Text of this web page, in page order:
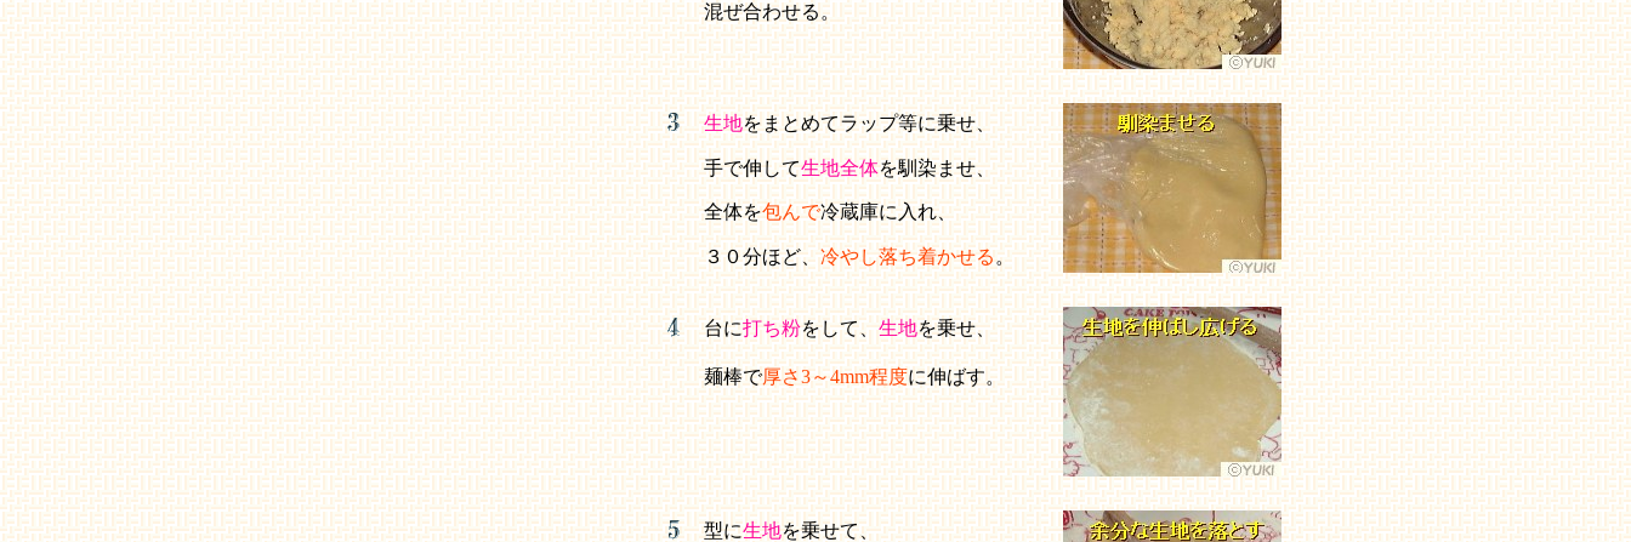
混ぜ合わせる。
生地をまとめてラップ等に乗せ、
手で伸して生地全体を馴染ませ、
全体を包んで冷蔵庫に入れ、
３０分ほど、冷やし落ち着かせる。
台に打ち粉をして、生地を乗せ、
麺棒で厚さ3～4mm程度に伸ばす。
型に生地を乗せて、